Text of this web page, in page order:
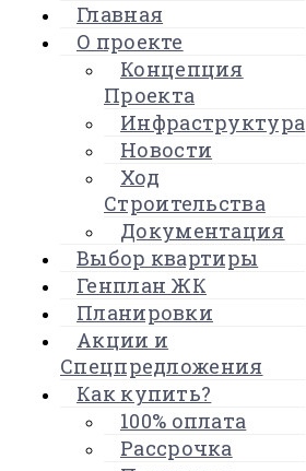
Главная
О проекте
Концепция
Проекта
Инфраструктура
Новости
Ход
Строительства
Документация
Выбор квартиры
Генплан ЖК
Планировки
Акции и
Спецпредложения
Как купить?
100% оплата
Рассрочка